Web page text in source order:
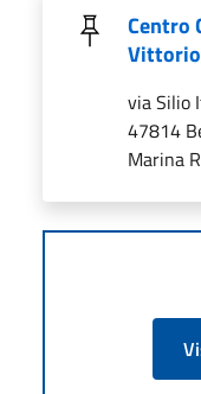
Centro
via Silio
47814
Marina